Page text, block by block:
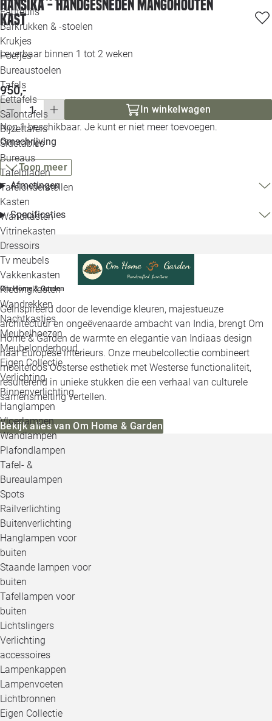
Fauteuils
Barkrukken & -stoelen
Krukjes
Poefjes
Bureaustoelen
Tafels
Eettafels
Salontafels
Bijzettafels
Sidetables
Bureaus
Tafelbladen
Tafelonderstellen
Kasten
Wandkasten
Vitrinekasten
Dressoirs
Tv meubels
Vakkenkasten
Kledingkasten
Wandrekken
Nachtkastjes
Meubelhoezen
Meubelonderhoud
Eigen Collectie
Verlichting
Binnenverlichting
Hanglampen
Vloerlampen
Wandlampen
Plafondlampen
Tafel- &
Bureaulampen
Spots
Railverlichting
Buitenverlichting
Hanglampen voor
buiten
Staande lampen voor
buiten
Tafellampen voor
buiten
Lichtslingers
Verlichting
accessoires
Lampenkappen
Lampenvoeten
Lichtbronnen
Eigen Collectie
Alle
Hansika - Handgesneden Mangohouten
Kast
Leverbaar binnen 1 tot 2 weken
950,-
In winkelwagen
Nog 1 beschikbaar. Je kunt er niet meer toevoegen.
Omschrijving
Toon meer
Afmetingen
Specificaties
Om Home & Garden
Geïnspireerd door de levendige kleuren, majestueuze
architectuur en ongeëvenaarde ambacht van India, brengt Om
Home & Garden de warmte en elegantie van Indiaas design
naar Europese interieurs. Onze meubelcollectie combineert
moeiteloos Oosterse esthetiek met Westerse functionaliteit,
resulterend in unieke stukken die een verhaal van culturele
samensmelting vertellen.
Bekijk alles van Om Home & Garden